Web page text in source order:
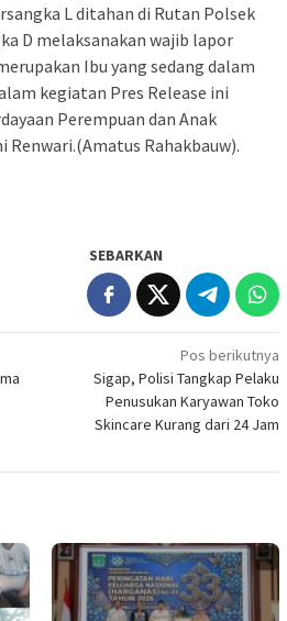
L ditahan di Rutan Polsek
D melaksanakan wajib lapor
Ibu yang sedang dalam
kegiatan Pres Release ini
Perempuan dan Anak
Renwari.(Amatus Rahakbauw).
SEBARKAN
Pos berikutnya
Sigap, Polisi Tangkap Pelaku
Penusukan Karyawan Toko
Skincare Kurang dari 24 Jam